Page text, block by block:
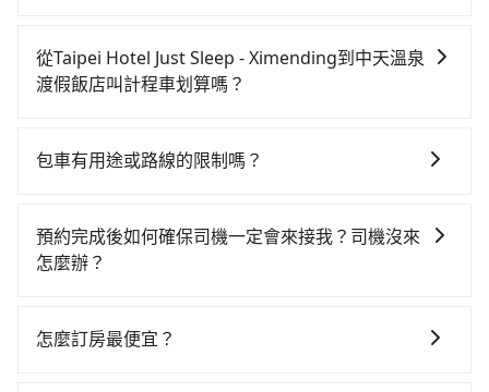
Ximending (台北市中正區) 步行或搭乘公車前往台北高
鐵站，接著在站內購買高鐵票、通過閘口、並在月台上
40元，再用10分鐘出站、等待車站前排班的計程車，搭
小時33分鐘，假設5位同行，高鐵加轉乘之平均每人花費
為400元。但如果全程使用tripool並到府專車接送，則
會額外浪費45分鐘在轉乘與等車上，現在還不馬上來預
時不需要閉目養神（因為要自己開車），最重要的是你
當天就要來回，那在台北路邊可隨租隨借的iRent應該是
Taipei Hotel Just Sleep - Ximending到中天溫泉渡假飯
和可能的每小時40元路邊停車費用預估進去，但額外的
汽車保險與可能的罰單都需自付。再者，和運的iRent只
較大的七人座或九人座可供選擇，而且無人租車最令人
從Taipei Hotel Just Sleep - Ximending到中天溫泉
渡假飯店叫計程車划算嗎？
灣大車隊、Uber、Line Taxi、Yoxi等，如果在路邊攔不
星車隊、日昇計程車等叫車看看。依照里程跳錶計算，
價格約為1,290~1,500元間，若改選tripool的專車服務
0.9%，其叫車的難度是雙北市的120倍。雖然Taipei
包車有用途或路線的限制嗎？
溫泉渡假飯店或是全台灣任何地方，只要是長途交通且
途中遵守台灣法律，無論是清明掃墓、包車旅遊、參加
接送、定期洗腎、包月上下班，或者任何跨縣市接送的
預約完成後如何確保司機一定會來接我？司機沒來
怎麼辦？
派車。在出發前一天晚上八點時，會透過電子郵件與簡
怎麼訂房最便宜？